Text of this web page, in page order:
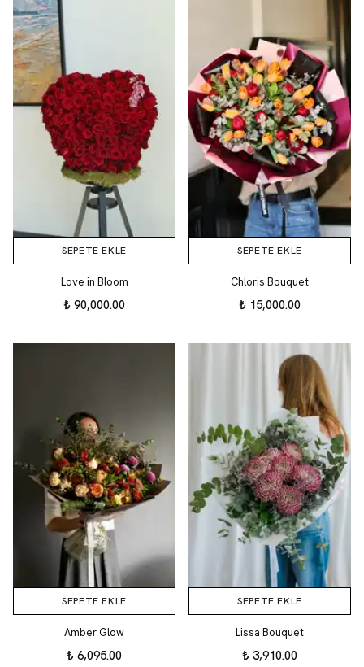
SEPETE EKLE
Love in Bloom
₺ 90,000.00
SEPETE EKLE
Chloris Bouquet
₺ 15,000.00
SEPETE EKLE
Amber Glow
₺ 6,095.00
SEPETE EKLE
Lissa Bouquet
₺ 3,910.00